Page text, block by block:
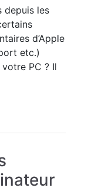
depuis les
d’Apple
etc.)
PC ? Il